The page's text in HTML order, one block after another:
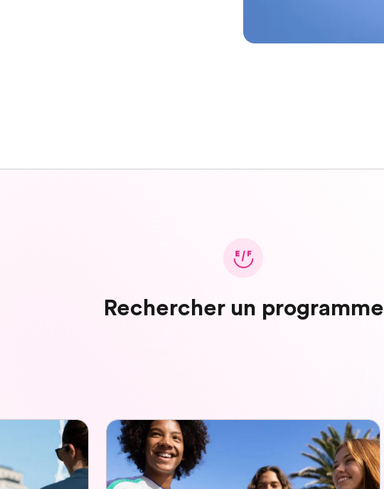
Rechercher un programme